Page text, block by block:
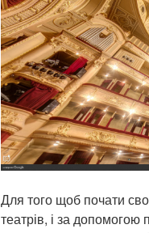
Для того щоб почати
театрів, і за допомогою